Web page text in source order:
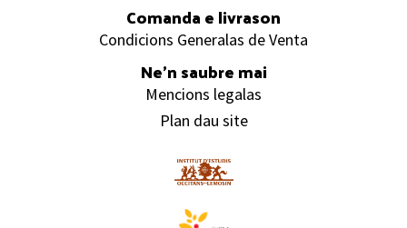
Comanda e livrason
Condicions Generalas de Venta
Ne’n saubre mai
Mencions legalas
Plan dau site